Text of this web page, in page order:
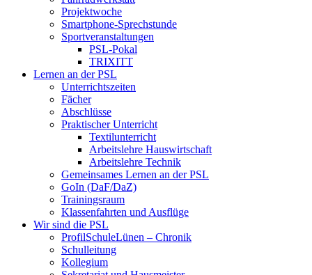
Projektwoche
Smartphone-Sprechstunde
Sportveranstaltungen
PSL-Pokal
TRIXITT
Lernen an der PSL
Unterrichtszeiten
Fächer
Abschlüsse
Praktischer Unterricht
Textilunterricht
Arbeitslehre Hauswirtschaft
Arbeitslehre Technik
Gemeinsames Lernen an der PSL​
GoIn (DaF/DaZ)
Trainingsraum
Klassenfahrten und Ausflüge
Wir sind die PSL
ProfilSchuleLünen – Chronik
Schulleitung
Kollegium